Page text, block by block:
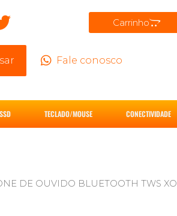
Carrinho
Fale conosco
TECLADO/MOUSE CONECTIVIDADE
DE OUVIDO BLUETOOTH TWS XO